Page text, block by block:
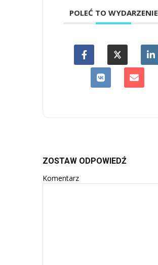
POLEĆ TO WYDARZENIE
ZOSTAW ODPOWIEDŹ
Komentarz